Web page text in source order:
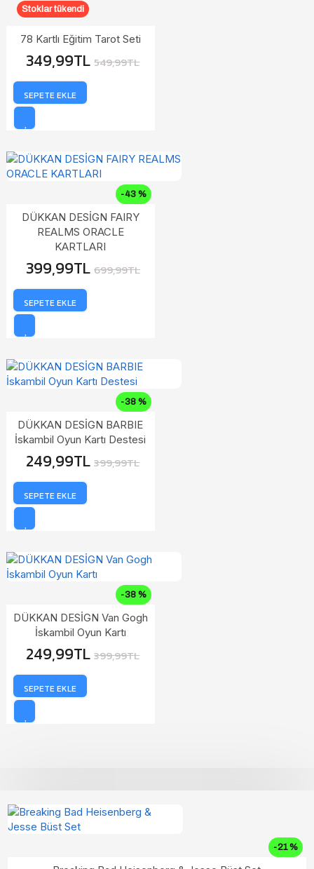
Stoklar tükendi
78 Kartlı Eğitim Tarot Seti
349,99TL 549,99TL
SEPETE EKLE
-43 %
DÜKKAN DESİGN FAIRY
REALMS ORACLE
KARTLARI
399,99TL 699,99TL
SEPETE EKLE
-38 %
DÜKKAN DESİGN BARBIE
İskambil Oyun Kartı Destesi
249,99TL 399,99TL
SEPETE EKLE
-38 %
DÜKKAN DESİGN Van Gogh
İskambil Oyun Kartı
249,99TL 399,99TL
SEPETE EKLE
-21 %